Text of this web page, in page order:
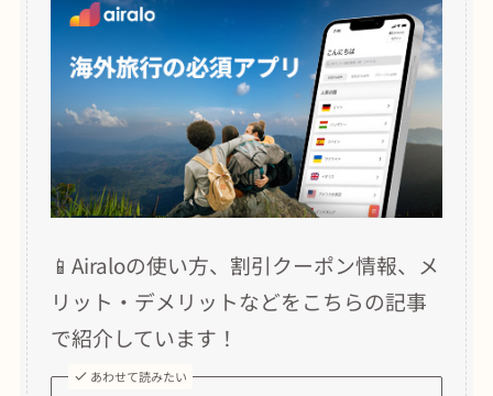
📱Airaloの使い方、割引クーポン情報、メ
リット・デメリットなどをこちらの記事
で紹介しています！
あわせて読みたい